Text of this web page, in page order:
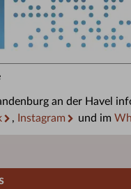
an der Havel
, Instagram und im